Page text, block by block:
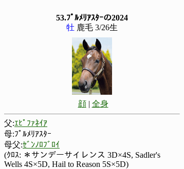
53.ﾌﾟﾙﾒﾘｱｽﾀｰの2024
牡 鹿毛 3/26生
顔| 全身
父:ｴﾋﾟﾌｧﾈｲｱ
母:ﾌﾟﾙﾒﾘｱｽﾀｰ
母父:ｾﾞﾝﾉﾛﾌﾞﾛｲ
(ｸﾛｽ: ＊サンデーサイレンス 3D×4S, Sadler's
Wells 4S×5D, Hail to Reason 5S×5D)